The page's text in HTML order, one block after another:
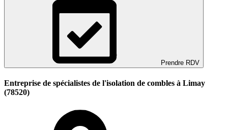
Prendre RDV
Entreprise de spécialistes de l'isolation de combles à Limay
(78520)